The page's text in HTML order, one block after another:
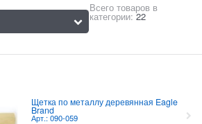
Всего товаров в
категории: 22
Щетка по металлу деревянная Eagle
Brand
Арт.: 090-059